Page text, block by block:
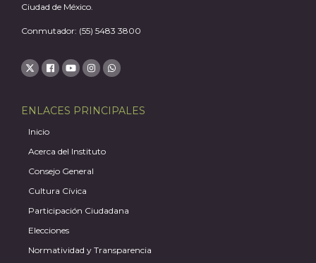
Ciudad de México.
Conmutador: (55) 5483 3800
ENLACES PRINCIPALES
Inicio
Acerca del Instituto
Consejo General
Cultura Cívica
Participación Ciudadana
Elecciones
Normatividad y Transparencia